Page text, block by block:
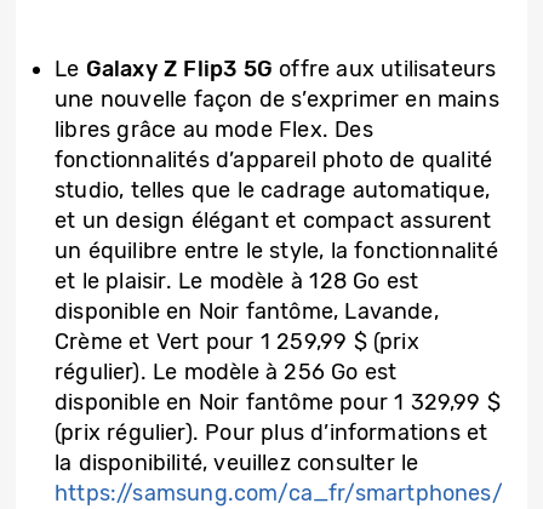
Le Galaxy Z Flip3 5G offre aux utilisateurs
une nouvelle façon de s’exprimer en mains
libres grâce au mode Flex. Des
fonctionnalités d’appareil photo de qualité
studio, telles que le cadrage automatique,
et un design élégant et compact assurent
un équilibre entre le style, la fonctionnalité
et le plaisir. Le modèle à 128 Go est
disponible en Noir fantôme, Lavande,
Crème et Vert pour 1 259,99 $ (prix
régulier). Le modèle à 256 Go est
disponible en Noir fantôme pour 1 329,99 $
(prix régulier). Pour plus d’informations et
la disponibilité, veuillez consulter le
https://samsung.com/ca_fr/smartphones/